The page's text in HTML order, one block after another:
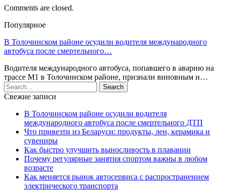
Comments are closed.
Популярное
В Толочинском районе осудили водителя международного
автобуса после смертельного…
Водителя международного автобуса, попавшего в аварию на
трассе М1 в Толочинском районе, признали виновным и…
Свежие записи
В Толочинском районе осудили водителя
международного автобуса после смертельного ДТП
Что привезти из Беларуси: продукты, лен, керамика и
сувениры
Как быстро улучшить выносливость в плавании
Почему регулярные занятия спортом важны в любом
возрасте
Как меняется рынок автосервиса с распространением
электрического транспорта